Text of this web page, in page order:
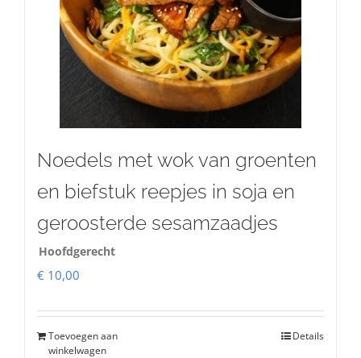
Noedels met wok van groenten
en biefstuk reepjes in soja en
geroosterde sesamzaadjes
Hoofdgerecht
€ 10,00
Toevoegen aan
winkelwagen
Details